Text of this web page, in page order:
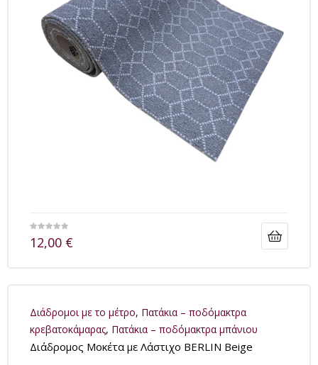
12,00 €
Διάδρομοι με το μέτρο, Πατάκια – ποδόμακτρα
κρεβατοκάμαρας, Πατάκια – ποδόμακτρα μπάνιου
Διάδρομος Μοκέτα με Λάστιχο BERLIN Beige